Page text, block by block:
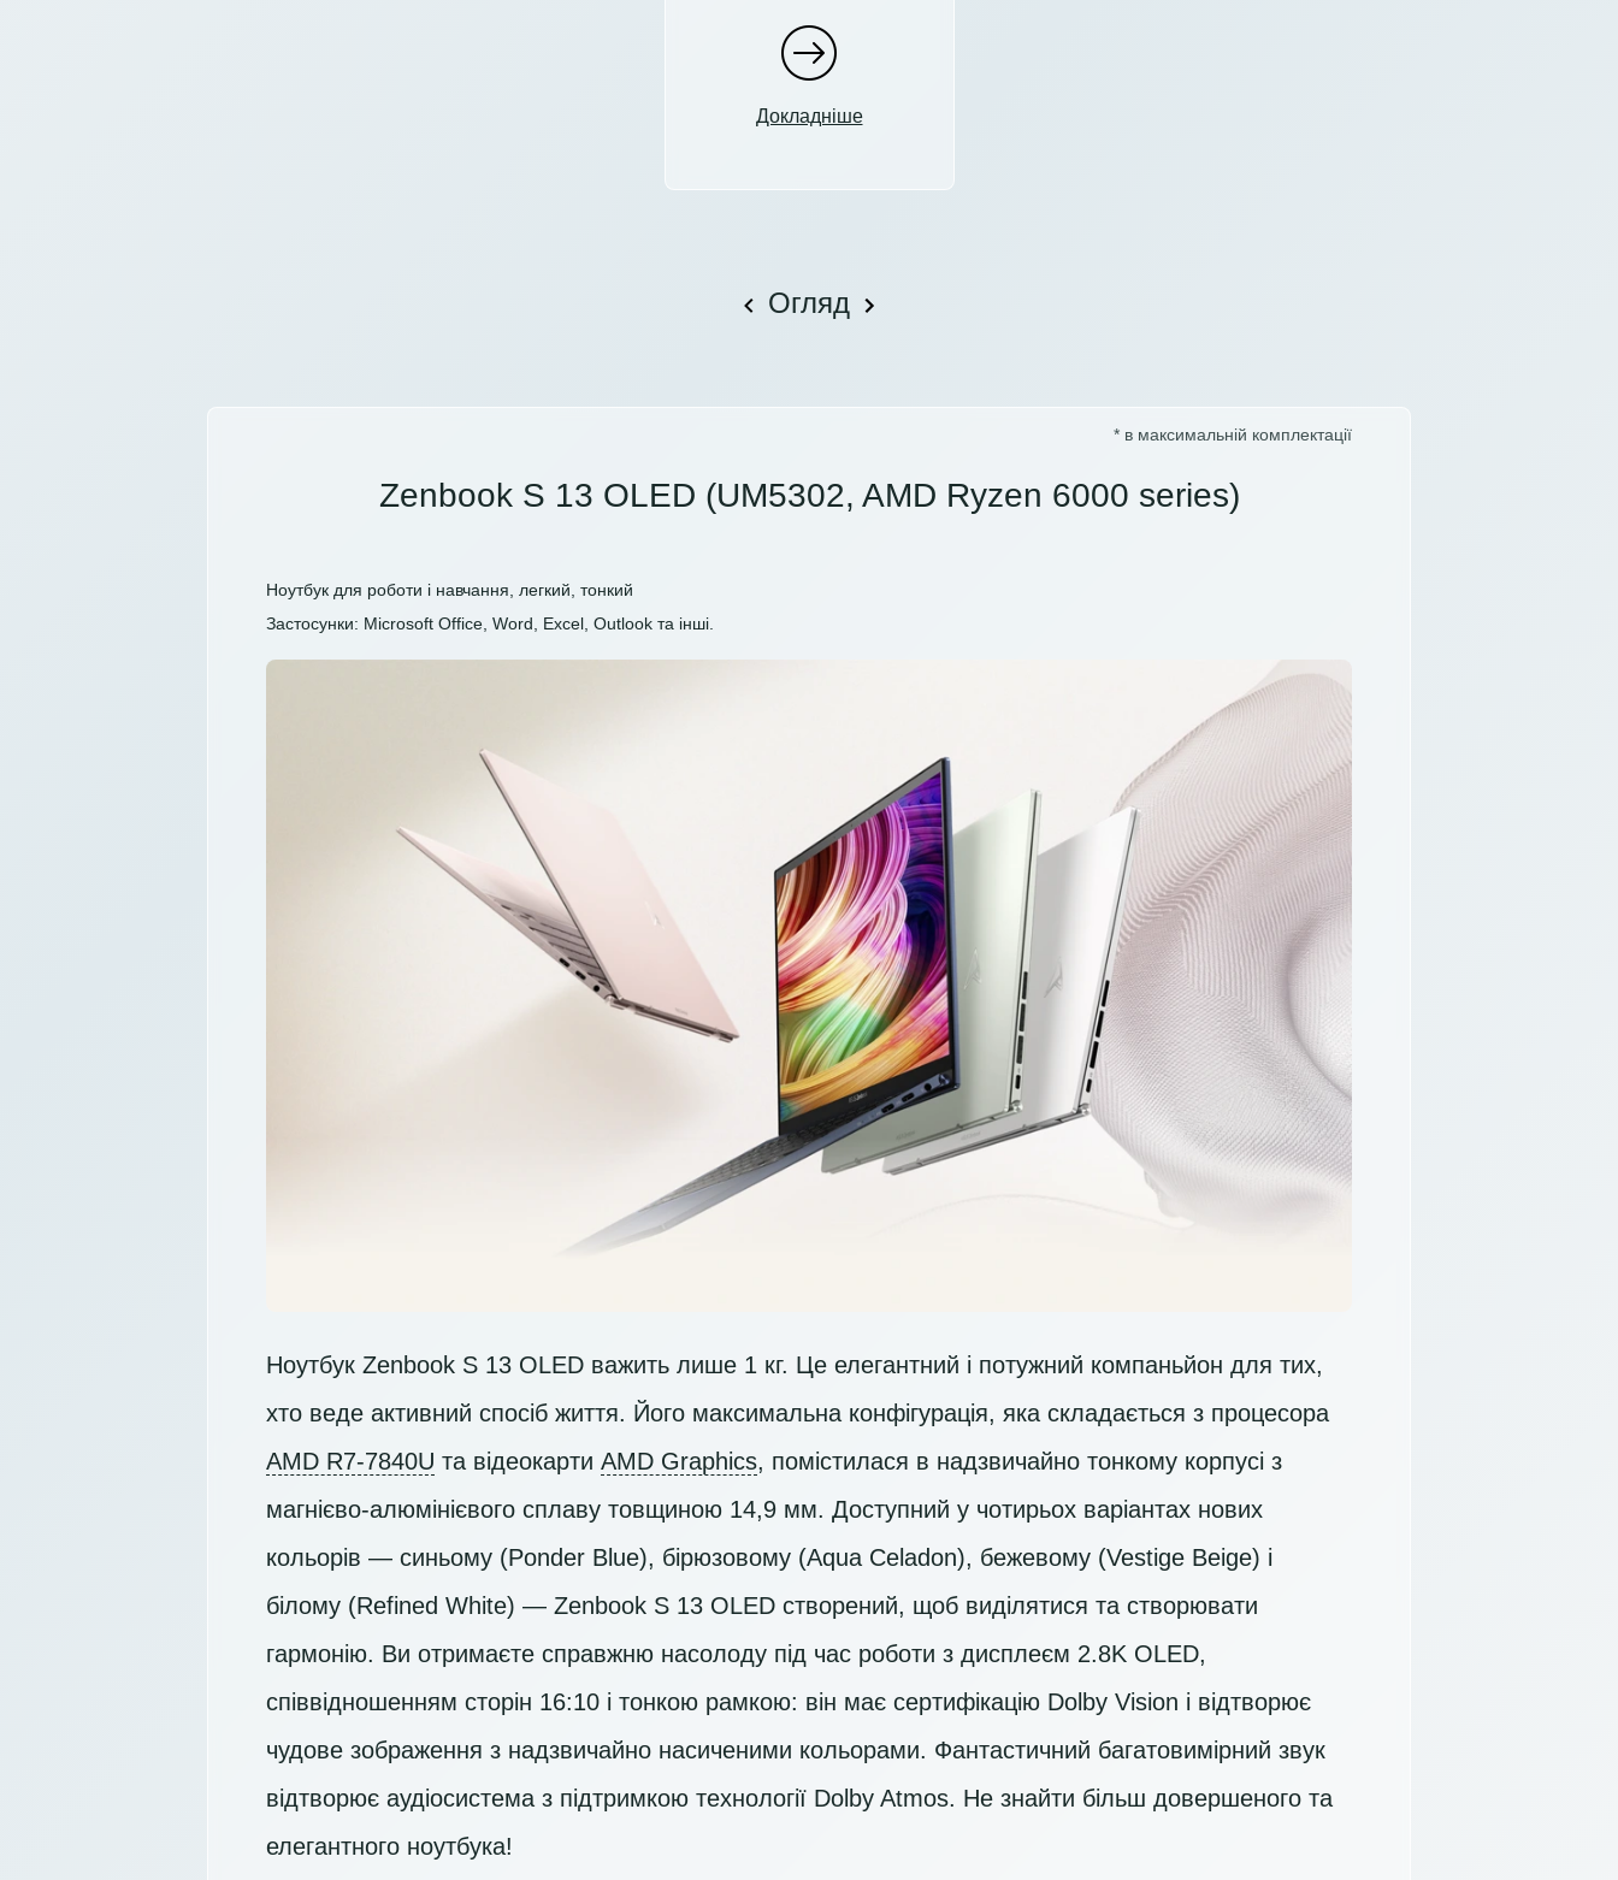
Докладніше
Огляд
* в максимальній комплектації
Zenbook S 13 OLED (UM5302, AMD Ryzen 6000 series)
Ноутбук для роботи і навчання, легкий, тонкий
Застосунки: Microsoft Office, Word, Excel, Outlook та інші.
Ноутбук Zenbook S 13 OLED важить лише 1 кг. Це елегантний і потужний компаньйон для тих,
хто веде активний спосіб життя. Його максимальна конфігурація, яка складається з процесора
AMD R7-7840U та відеокарти AMD Graphics, помістилася в надзвичайно тонкому корпусі з
магнієво-алюмінієвого сплаву товщиною 14,9 мм. Доступний у чотирьох варіантах нових
кольорів — синьому (Ponder Blue), бірюзовому (Aqua Celadon), бежевому (Vestige Beige) і
білому (Refined White) — Zenbook S 13 OLED створений, щоб виділятися та створювати
гармонію. Ви отримаєте справжню насолоду під час роботи з дисплеєм 2.8K OLED,
співвідношенням сторін 16:10 і тонкою рамкою: він має сертифікацію Dolby Vision і відтворює
чудове зображення з надзвичайно насиченими кольорами. Фантастичний багатовимірний звук
відтворює аудіосистема з підтримкою технології Dolby Atmos. Не знайти більш довершеного та
елегантного ноутбука!